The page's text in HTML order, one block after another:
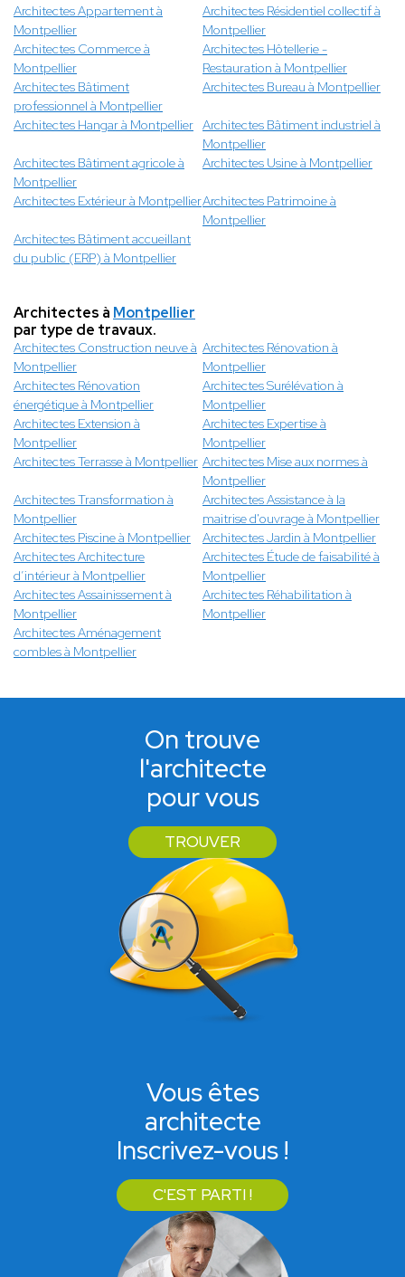
Architectes Appartement à
Montpellier
Architectes Résidentiel collectif à
Montpellier
Architectes Commerce à
Montpellier
Architectes Hôtellerie -
Restauration à Montpellier
Architectes Bâtiment
professionnel à Montpellier
Architectes Bureau à Montpellier
Architectes Hangar à Montpellier Architectes Bâtiment industriel à
Montpellier
Architectes Bâtiment agricole à
Montpellier
Architectes Usine à Montpellier
Architectes Extérieur à MontpellierArchitectes Patrimoine à
Montpellier
Architectes Bâtiment accueillant
du public (ERP) à Montpellier
Architectes à Montpellier
par type de travaux.
Architectes Construction neuve à
Montpellier
Architectes Rénovation à
Montpellier
Architectes Rénovation
énergétique à Montpellier
Architectes Surélévation à
Montpellier
Architectes Extension à
Montpellier
Architectes Expertise à
Montpellier
Architectes Terrasse à Montpellier Architectes Mise aux normes à
Montpellier
Architectes Transformation à
Montpellier
Architectes Assistance à la
maitrise d'ouvrage à Montpellier
Architectes Piscine à Montpellier
Architectes Jardin à Montpellier
Architectes Architecture
d’intérieur à Montpellier
Architectes Étude de faisabilité à
Montpellier
Architectes Assainissement à
Montpellier
Architectes Réhabilitation à
Montpellier
Architectes Aménagement
combles à Montpellier
On trouve
l'architecte
pour vous
TROUVER
Vous êtes
architecte
Inscrivez-vous !
C'EST PARTI !